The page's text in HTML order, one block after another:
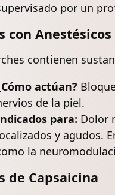
por un
con Anestésicos
contienen
actúan?
de la piel.
para: Dolor
y agudos.
la
de Capsaicina